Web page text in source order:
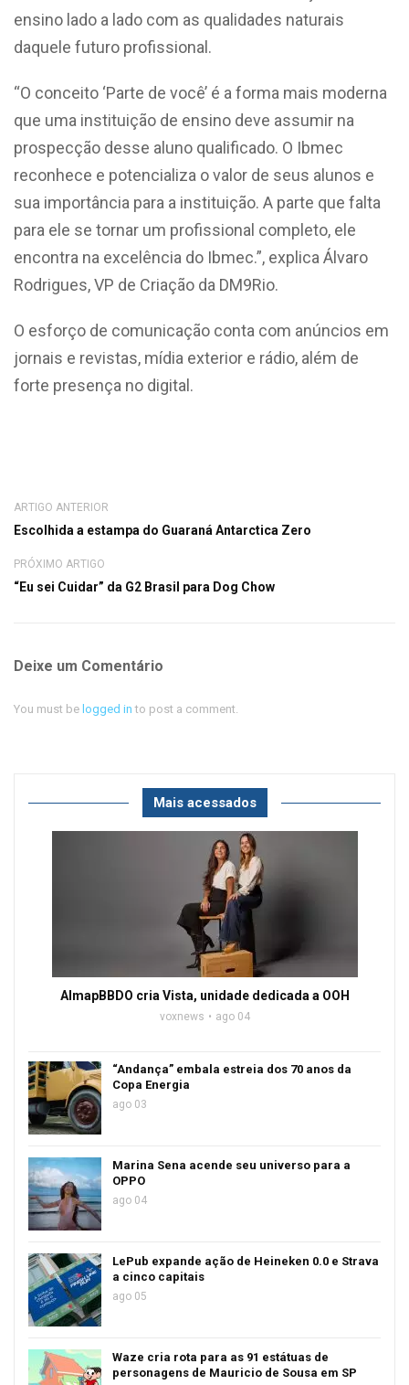
ensino lado a lado com as qualidades naturais
daquele futuro profissional.
“O conceito ‘Parte de você’ é a forma mais moderna
que uma instituição de ensino deve assumir na
prospecção desse aluno qualificado. O Ibmec
reconhece e potencializa o valor de seus alunos e
sua importância para a instituição. A parte que falta
para ele se tornar um profissional completo, ele
encontra na excelência do Ibmec.”, explica Álvaro
Rodrigues, VP de Criação da DM9Rio.
O esforço de comunicação conta com anúncios em
jornais e revistas, mídia exterior e rádio, além de
forte presença no digital.
ARTIGO ANTERIOR
Escolhida a estampa do Guaraná Antarctica Zero
PRÓXIMO ARTIGO
“Eu sei Cuidar” da G2 Brasil para Dog Chow
Deixe um Comentário
You must be logged in to post a comment.
Mais acessados
AlmapBBDO cria Vista, unidade dedicada a OOH
voxnews ago 04
“Andança” embala estreia dos 70 anos da
Copa Energia
ago 03
Marina Sena acende seu universo para a
OPPO
ago 04
LePub expande ação de Heineken 0.0 e Strava
a cinco capitais
ago 05
Waze cria rota para as 91 estátuas de
personagens de Mauricio de Sousa em SP